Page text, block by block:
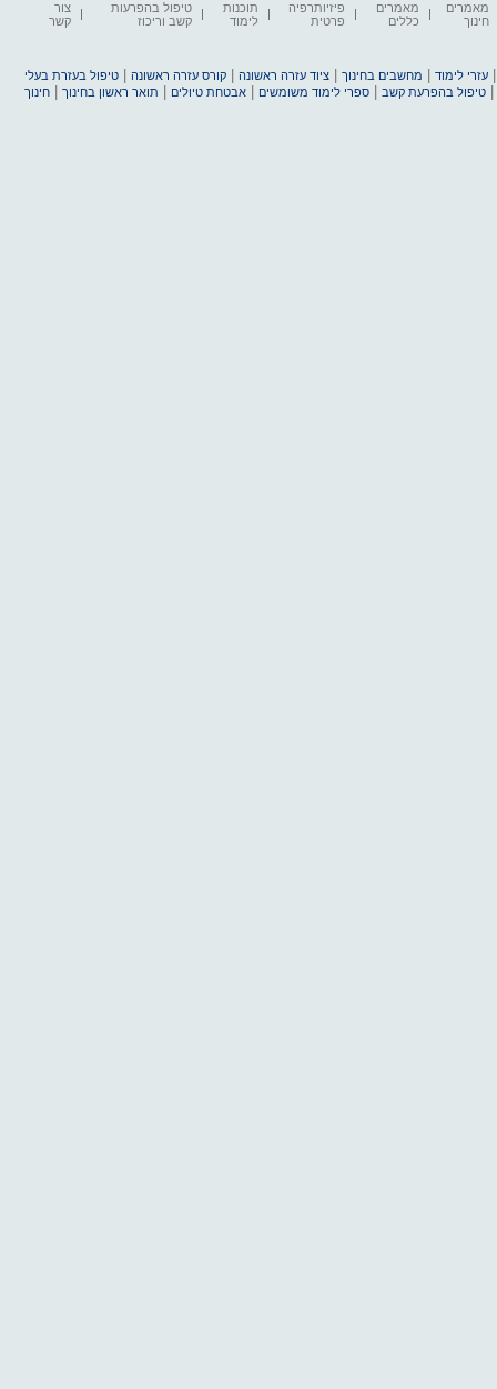
מאמרים
חינוך
מאמרים
כללים
פיזיותרפיה
פרטית
תוכנות
לימוד
טיפול בהפרעות
קשב וריכוז
צור
קשר
עזרי לימוד מחשבים בחינוך |ציוד עזרה ראשונה |קורס עזרה ראשונה |טיפול בעזרת בעלי
|טיפול בהפרעת קשב |ספרי לימוד משומשים |אבטחת טיולים תואר ראשון בחינוך |חינוך